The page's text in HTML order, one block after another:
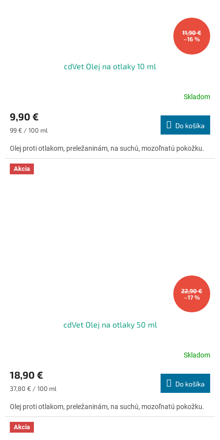
11,90 €
–16 %
cdVet Olej na otlaky 10 ml
produktu
5,0
z
hviezdičiek.
Skladom
9,90 €
Jednotková
99 € / 100 ml
Do košíka
Olej proti otlakom, preležaninám, na suchú, mozoľnatú pokožku.
Akcia
22,90 €
–17 %
cdVet Olej na otlaky 50 ml
produktu
4,9
z
hviezdičiek.
Skladom
18,90 €
Jednotková
37,80 € / 100 ml
Do košíka
Olej proti otlakom, preležaninám, na suchú, mozoľnatú pokožku.
Akcia